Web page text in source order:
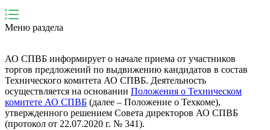
Меню раздела
АО СПВБ информирует о начале приема от участников
торгов предложений по выдвижению кандидатов в состав
Технического комитета АО СПВБ. Деятельность
осуществляется на основании Положения о Техническом
комитете АО СПВБ (далее – Положение о Техкоме),
утвержденного решением Совета директоров АО СПВБ
(протокол от 22.07.2020 г. № 341).